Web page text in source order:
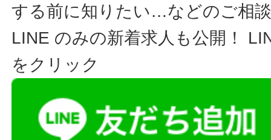
する前に知りたい…などのご相
LINE のみの新着求人も公開！
をクリック